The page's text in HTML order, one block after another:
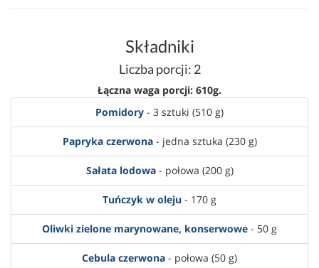
Składniki
Liczba porcji: 2
Łączna waga porcji: 610g.
Pomidory - 3 sztuki (510 g)
Papryka czerwona- jedna sztuka (230 g)
Sałata lodowa- połowa (200 g)
Tuńczyk w oleju - 170 g
Oliwki zielone marynowane, konserwowe - 50 g
Cebula czerwona - połowa (50 g)